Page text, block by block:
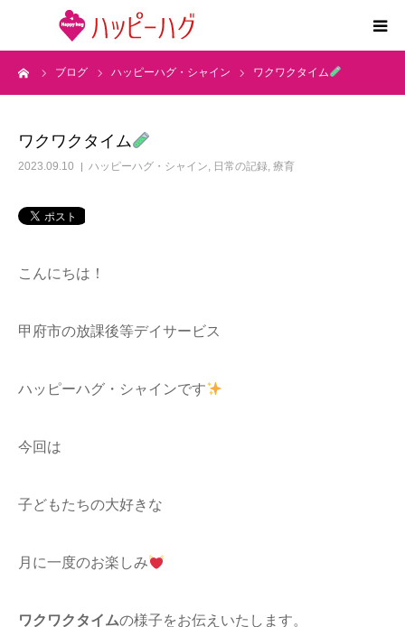
ブログ ハッピーハグ・シャイン ワクワクタイム
ワクワクタイム
2023.09.10 ハッピーハグ・シャイン, 日常の記録, 療育
こんにちは！
甲府市の放課後等デイサービス
ハッピーハグ・シャインです
今回は
子どもたちの大好きな
月に一度のお楽しみ
ワクワクタイムの様子をお伝えいたします。
2つの特徴
求人情報
運営会社